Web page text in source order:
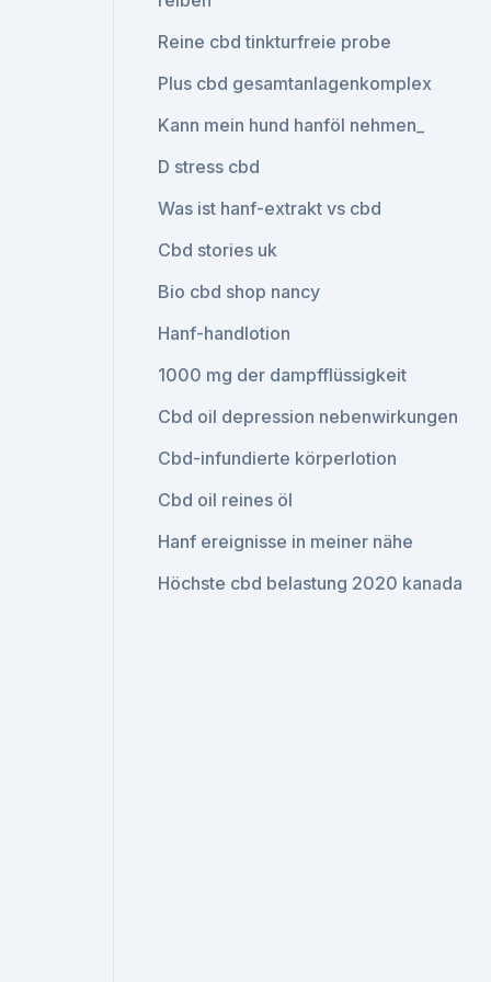
Reine cbd tinkturfreie probe
Plus cbd gesamtanlagenkomplex
Kann mein hund hanföl nehmen_
D stress cbd
Was ist hanf-extrakt vs cbd
Cbd stories uk
Bio cbd shop nancy
Hanf-handlotion
1000 mg der dampfflüssigkeit
Cbd oil depression nebenwirkungen
Cbd-infundierte körperlotion
Cbd oil reines öl
Hanf ereignisse in meiner nähe
Höchste cbd belastung 2020 kanada